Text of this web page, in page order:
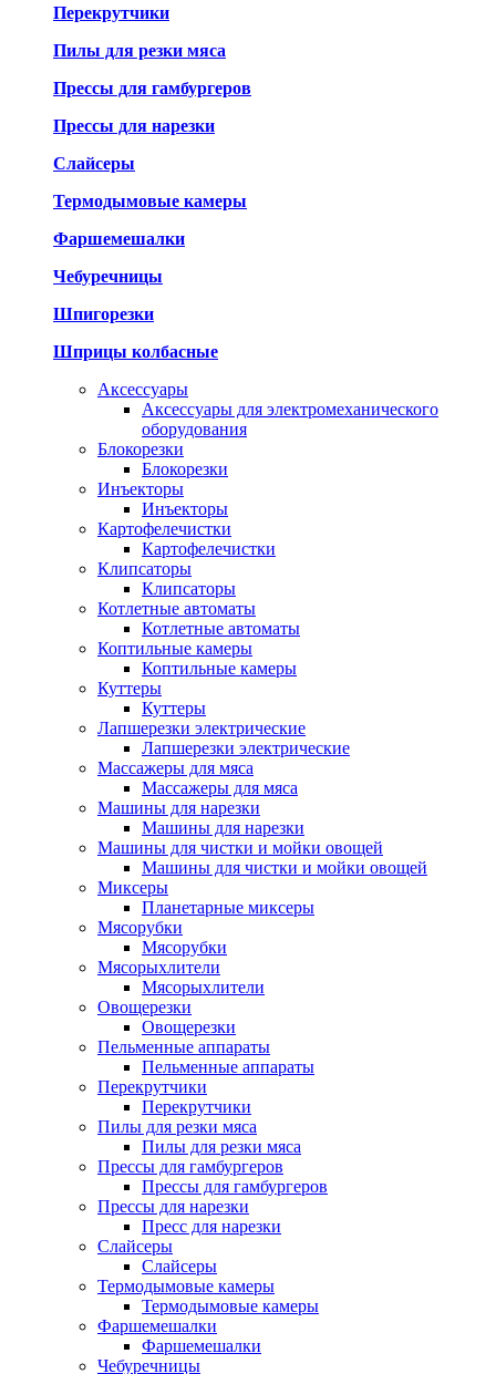
Перекрутчики
Пилы для резки мяса
Прессы для гамбургеров
Прессы для нарезки
Слайсеры
Термодымовые камеры
Фаршемешалки
Чебуречницы
Шпигорезки
Шприцы колбасные
Аксессуары
Аксессуары для электромеханического
оборудования
Блокорезки
Блокорезки
Инъекторы
Инъекторы
Картофелечистки
Картофелечистки
Клипсаторы
Клипсаторы
Котлетные автоматы
Котлетные автоматы
Коптильные камеры
Коптильные камеры
Куттеры
Куттеры
Лапшерезки электрические
Лапшерезки электрические
Массажеры для мяса
Массажеры для мяса
Машины для нарезки
Машины для нарезки
Машины для чистки и мойки овощей
Машины для чистки и мойки овощей
Миксеры
Планетарные миксеры
Мясорубки
Мясорубки
Мясорыхлители
Мясорыхлители
Овощерезки
Овощерезки
Пельменные аппараты
Пельменные аппараты
Перекрутчики
Перекрутчики
Пилы для резки мяса
Пилы для резки мяса
Прессы для гамбургеров
Прессы для гамбургеров
Прессы для нарезки
Пресс для нарезки
Слайсеры
Слайсеры
Термодымовые камеры
Термодымовые камеры
Фаршемешалки
Фаршемешалки
Чебуречницы